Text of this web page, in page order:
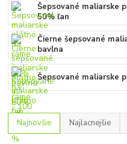
Šepsované maliarske
50% ľan
Čierne šepsované
bavlna
Šepsované maliarske
Najnovšie Najlacnejšie